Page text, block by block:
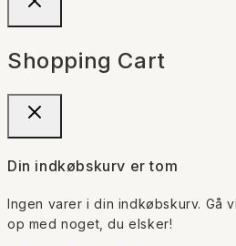
Shopping Cart
Din indkøbskurv er tom
Ingen varer i din indkøbskurv. Gå
op med noget, du elsker!